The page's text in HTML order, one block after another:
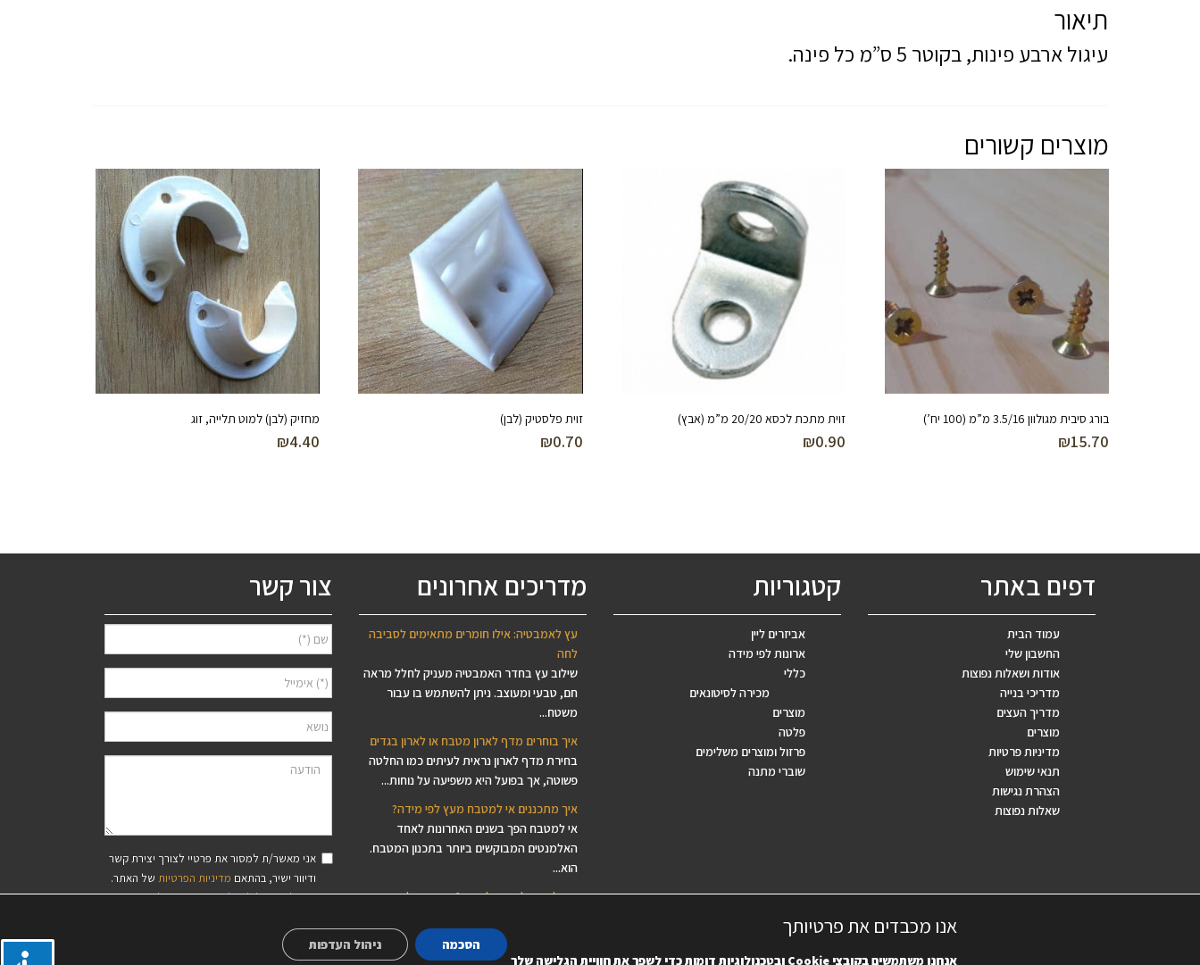
תיאור
עיגול ארבע פינות, בקוטר 5 ס”מ כל פינה.
מוצרים קשורים
בורג סיבית מגולוון 3.5/16 מ”מ (100 יח’)
₪15.70
זוית מתכת לכסא 20/20 מ”מ (אבץ)
₪0.90
זוית פלסטיק (לבן)
₪0.70
מחזיק (לבן) למוט תלייה, זוג
₪4.40
דפים באתר
עמוד הבית
החשבון שלי
אודות ושאלות נפוצות
מדריכי בנייה
מדריך העצים
מוצרים
מדיניות פרטיות
תנאי שימוש
הצהרת נגישות
שאלות נפוצות
קטגוריות
אביזרים ליין
ארונות לפי מידה
כללי
מכירה לסיטונאים
מוצרים
פלטה
פרזול ומוצרים משלימים
שוברי מתנה
מדריכים אחרונים
עץ לאמבטיה: אילו חומרים מתאימים לסביבה
לחה
שילוב עץ בחדר האמבטיה מעניק לחלל מראה
חם, טבעי ומעוצב. ניתן להשתמש בו עבור
משטח...
איך בוחרים מדף לארון מטבח או לארון בגדים
בחירת מדף לארון נראית לעיתים כמו החלטה
פשוטה, אך בפועל היא משפיעה על נוחות...
איך מתכננים אי למטבח מעץ לפי מידה?
אי למטבח הפך בשנים האחרונות לאחד
האלמנטים המבוקשים ביותר בתכנון המטבח.
הוא...
איך לבחור לוח עץ ליצירה? המדריך לבסיסי עץ
מחפשים לוח עץ ליצירה, בסיס עץ לפסיפס,
משטח עץ לציור או פלטת עץ לדקופאז’?
צור קשר
אני מאשר/ת למסור את פרטיי לצורך יצירת קשר
ודיוור ישיר, בהתאם מדיניות הפרטיות של האתר.
ידוע לי שאוכל לבטל את הרישום בכל עת.
אנו מכבדים את פרטיותך
אנחנו משתמשים בקובציCookie ובטכנולוגיות דומות כדי לשפר את חוויית הגלישה שלך
הסכמה ניהול העדפות